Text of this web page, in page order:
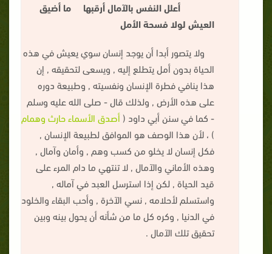
أعلل النفس بالآمال أرقبها ما أضيق
العيش لولا فسحة الأمل
ولا يتصور أبدا أن يوجد إنسان سوي يعيش في هذه
الحياة بدون أمل يتطلع إليه , ويسعى لتحقيقه , إن
هذا ينافي فطرة الإنسان ونفسيته , وطبيعة دوره
على هذه الأرض , ولذلك قال - صلى الله عليه وسلم
- كما في سنن أبي داود ( أصدق الأسماء حارث وهمام
) ، لأن هذا الوصف هو الموافق لطبيعة الإنسان ,
فكل إنسان لا يخلو من كسب وهم , وأمان وآمال ,
وهذه الأماني والآمال , لا تنتهي ما دام المرء على
قيد الحياة , لكن إذا استرسل العبد في آماله ,
واستسلم لأحلامه , نسي الآخرة , وأحب البقاء والخلود
في الدنيا , وكره كل ما من شأنه أن يحول بينه وبين
تحقيق تلك الآمال .